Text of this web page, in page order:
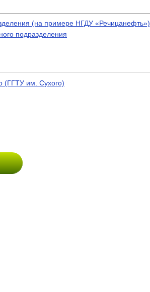
(на примере НГДУ «Речицанефть»)
подразделения
(ГГТУ им. Сухого)